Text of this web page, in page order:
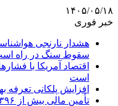
۱۴۰۵/۰۵/۱۸
خبر فوری
سقوط سنگ در راه
اقتصاد آمریکا با
است
افزایش پلکانی